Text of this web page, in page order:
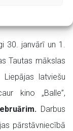
30. janvārī un 1.
Tautas mākslas
latviešu
kino „Balle”,
Darbus
pārstāvniecībā